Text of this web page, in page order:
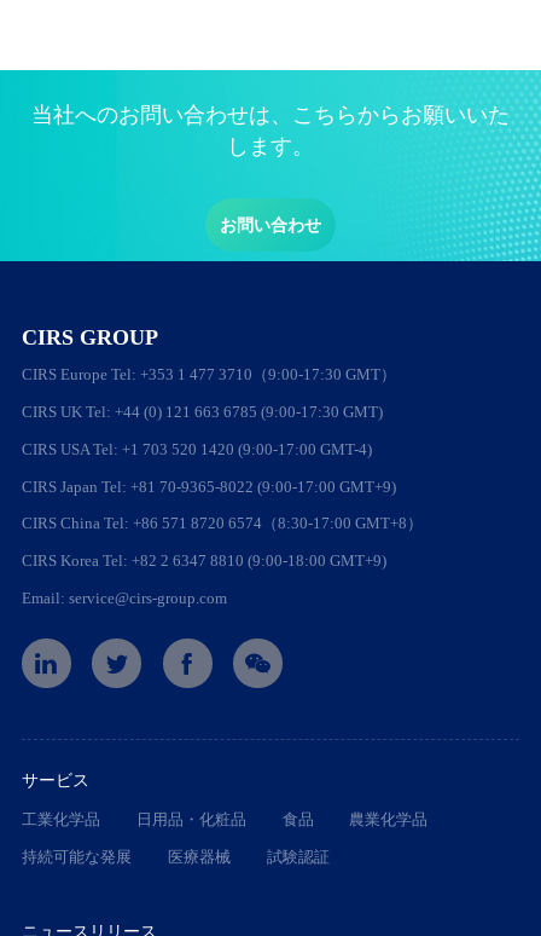
当社へのお問い合わせは、こちらからお願いいた
します。
お問い合わせ
CIRS GROUP
CIRS Europe Tel: +353 1 477 3710（9:00-17:30 GMT）
CIRS UK Tel: +44 (0) 121 663 6785 (9:00-17:30 GMT)
CIRS USA Tel: +1 703 520 1420 (9:00-17:00 GMT-4)
CIRS Japan Tel: +81 70-9365-8022 (9:00-17:00 GMT+9)
CIRS China Tel: +86 571 8720 6574（8:30-17:00 GMT+8）
CIRS Korea Tel: +82 2 6347 8810 (9:00-18:00 GMT+9)
Email: service@cirs-group.com
サービス
工業化学品 日用品・化粧品 食品 農業化学品
持続可能な発展 医療器械 試験認証
ニュースリリース